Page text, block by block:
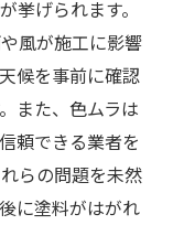
挙げられます。
風が施工に影響
候を事前に確認
また、色ムラは
頼できる業者を
らの問題を未然
に塗料がはがれ